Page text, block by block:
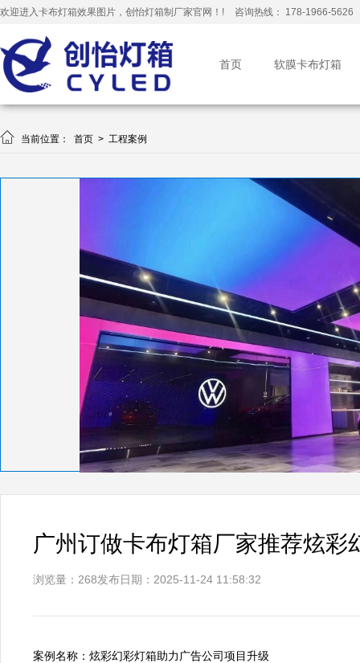
欢迎进入卡布灯箱效果图片，创怡灯箱制厂家官网！! 咨询热线： 178-1966-5626
首页 软膜卡布灯箱
 当前位置： 首页 > 工程案例
广州订做卡布灯箱厂家推荐炫彩
浏览量：268发布日期：2025-11-24 11:58:32
案例名称：炫彩幻彩灯箱助力广告公司项目升级